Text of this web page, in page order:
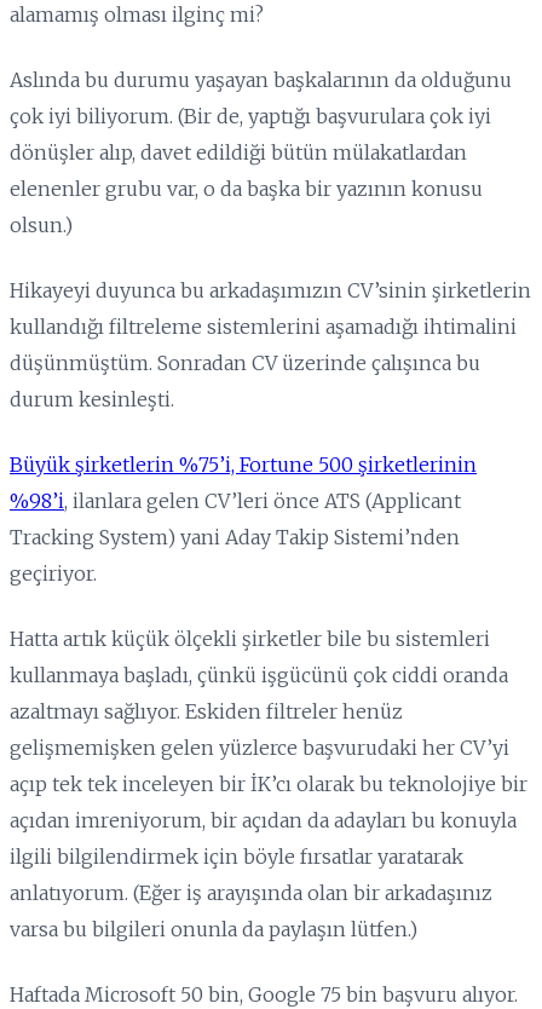
alamamış olması ilginç mi?
Aslında bu durumu yaşayan başkalarının da olduğunu
çok iyi biliyorum. (Bir de, yaptığı başvurulara çok iyi
dönüşler alıp, davet edildiği bütün mülakatlardan
elenenler grubu var, o da başka bir yazının konusu
olsun.)
Hikayeyi duyunca bu arkadaşımızın CV’sinin şirketlerin
kullandığı filtreleme sistemlerini aşamadığı ihtimalini
düşünmüştüm. Sonradan CV üzerinde çalışınca bu
durum kesinleşti.
Büyük şirketlerin %75’i, Fortune 500 şirketlerinin
%98’i, ilanlara gelen CV’leri önce ATS (Applicant
Tracking System) yani Aday Takip Sistemi’nden
geçiriyor.
Hatta artık küçük ölçekli şirketler bile bu sistemleri
kullanmaya başladı, çünkü işgücünü çok ciddi oranda
azaltmayı sağlıyor. Eskiden filtreler henüz
gelişmemişken gelen yüzlerce başvurudaki her CV’yi
açıp tek tek inceleyen bir İK’cı olarak bu teknolojiye bir
açıdan imreniyorum, bir açıdan da adayları bu konuyla
ilgili bilgilendirmek için böyle fırsatlar yaratarak
anlatıyorum. (Eğer iş arayışında olan bir arkadaşınız
varsa bu bilgileri onunla da paylaşın lütfen.)
Haftada Microsoft 50 bin, Google 75 bin başvuru alıyor.